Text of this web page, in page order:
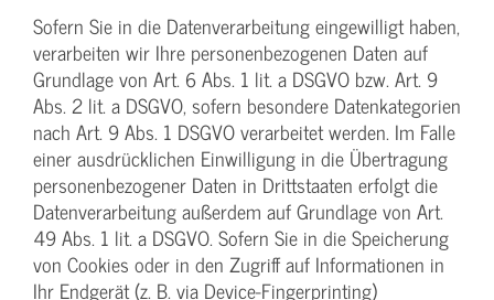
Sofern Sie in die Datenverarbeitung eingewilligt haben,
verarbeiten wir Ihre personenbezogenen Daten auf
Grundlage von Art. 6 Abs. 1 lit. a DSGVO bzw. Art. 9
Abs. 2 lit. a DSGVO, sofern besondere Datenkategorien
nach Art. 9 Abs. 1 DSGVO verarbeitet werden. Im Falle
einer ausdrücklichen Einwilligung in die Übertragung
personenbezogener Daten in Drittstaaten erfolgt die
Datenverarbeitung außerdem auf Grundlage von Art.
49 Abs. 1 lit. a DSGVO. Sofern Sie in die Speicherung
von Cookies oder in den Zugriff auf Informationen in
Ihr Endgerät (z. B. via Device-Fingerprinting)